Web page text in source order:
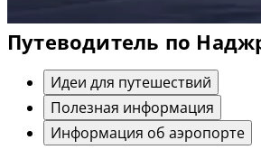
Путеводитель по
Идеи для путешествий
Полезная информация
Информация об аэропорте